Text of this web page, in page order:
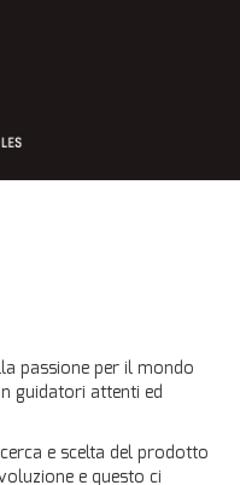
passione per il mondo
guidatori attenti ed
e scelta del prodotto
e questo ci